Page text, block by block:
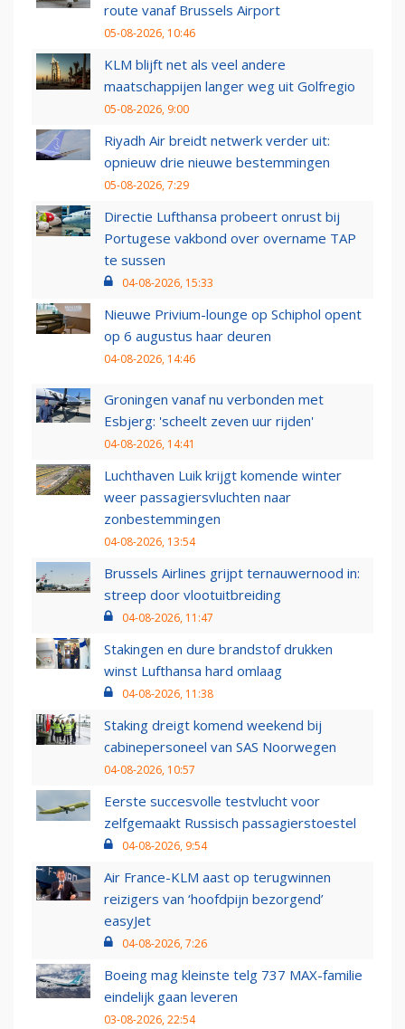
route vanaf Brussels Airport
05-08-2026, 10:46
KLM blijft net als veel andere
maatschappijen langer weg uit Golfregio
05-08-2026, 9:00
Riyadh Air breidt netwerk verder uit:
opnieuw drie nieuwe bestemmingen
05-08-2026, 7:29
Directie Lufthansa probeert onrust bij
Portugese vakbond over overname TAP
te sussen
04-08-2026, 15:33
Nieuwe Privium-lounge op Schiphol opent
op 6 augustus haar deuren
04-08-2026, 14:46
Groningen vanaf nu verbonden met
Esbjerg: 'scheelt zeven uur rijden'
04-08-2026, 14:41
Luchthaven Luik krijgt komende winter
weer passagiersvluchten naar
zonbestemmingen
04-08-2026, 13:54
Brussels Airlines grijpt ternauwernood in:
streep door vlootuitbreiding
04-08-2026, 11:47
Stakingen en dure brandstof drukken
winst Lufthansa hard omlaag
04-08-2026, 11:38
Staking dreigt komend weekend bij
cabinepersoneel van SAS Noorwegen
04-08-2026, 10:57
Eerste succesvolle testvlucht voor
zelfgemaakt Russisch passagierstoestel
04-08-2026, 9:54
Air France-KLM aast op terugwinnen
reizigers van ‘hoofdpijn bezorgend’
easyJet
04-08-2026, 7:26
Boeing mag kleinste telg 737 MAX-familie
eindelijk gaan leveren
03-08-2026, 22:54